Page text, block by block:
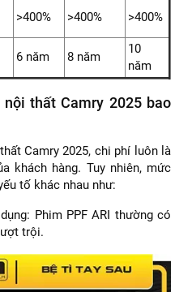
>400% >400% >400%
6 năm 8 năm
10
năm
thất Camry 2025 bao
Camry 2025, chi phí luôn là
khách hàng. Tuy nhiên, mức
tố khác nhau như:
Phim PPF ARI thường có
trội.